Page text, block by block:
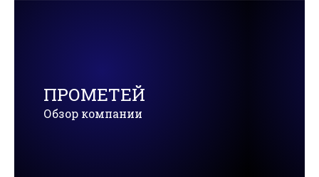
ПРОМЕТЕЙ
Обзор компании